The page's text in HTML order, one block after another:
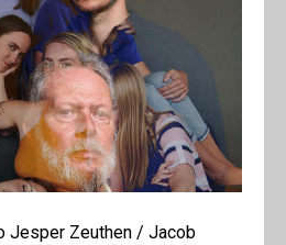
Jesper Zeuthen / Jacob